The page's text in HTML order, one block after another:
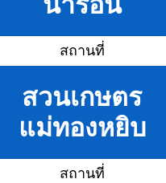
สถานที่
สวนเกษตร
แม่ทองหยิบ
สถานที่